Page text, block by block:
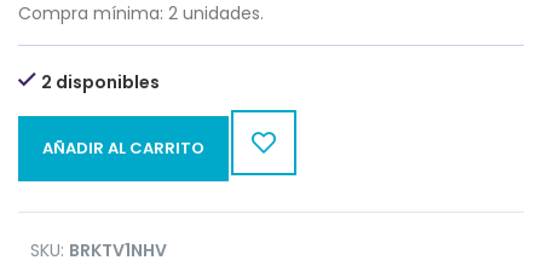
Compra mínima: 2 unidades.
2 disponibles
AÑADIR AL CARRITO
SKU: BRKTV1NHV